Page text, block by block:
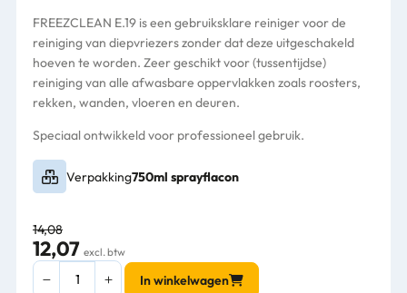
FREEZCLEAN E.19 is een gebruiksklare reiniger voor de
reiniging van diepvriezers zonder dat deze uitgeschakeld
hoeven te worden. Zeer geschikt voor (tussentijdse)
reiniging van alle afwasbare oppervlakken zoals roosters,
rekken, wanden, vloeren en deuren.
Speciaal ontwikkeld voor professioneel gebruik.
Verpakking750ml sprayflacon
14,08
12,07 excl. btw
Hygeniq
In winkelwagen